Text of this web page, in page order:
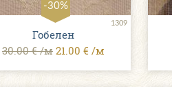
-30%
1309
Гобелен
30.00 € /м 21.00 € /м